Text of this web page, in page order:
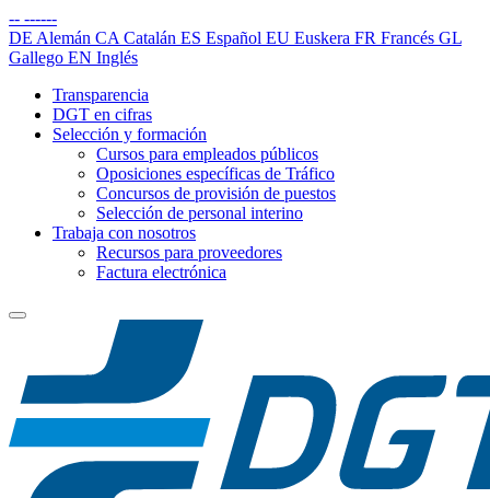
-- ------
DE Alemán CA Catalán ES Español EU Euskera FR Francés GL
Gallego EN Inglés
Transparencia
DGT en cifras
Selección y formación
Cursos para empleados públicos
Oposiciones específicas de Tráfico
Concursos de provisión de puestos
Selección de personal interino
Trabaja con nosotros
Recursos para proveedores
Factura electrónica